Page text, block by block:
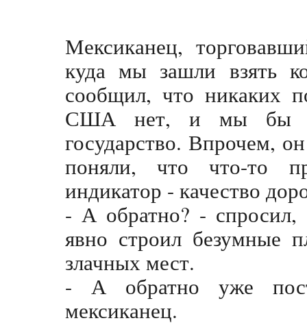
Мексиканец,
куда мы зашли взять
сообщил, что никаких
США нет, и мы бы
государство. Впрочем,
поняли, что что-то
индикатор - качество
- А обратно? -
явно строил безумные
злачных мест.
- А обратно уже
мексиканец.